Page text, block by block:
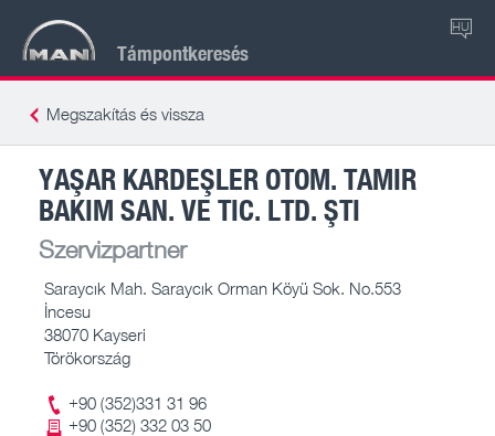
Támpontkeresés
HU
Megszakítás és vissza
YAŞAR KARDEŞLER OTOM. TAMIR
BAKIM SAN. VE TIC. LTD. ŞTI
Szervizpartner
Saraycık Mah. Saraycık Orman Köyü Sok. No.553
İncesu
38070 Kayseri
Törökország
+90 (352)331 31 96
+90 (352) 332 03 50